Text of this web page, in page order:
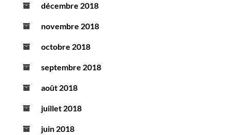
décembre 2018
novembre 2018
octobre 2018
septembre 2018
août 2018
juillet 2018
juin 2018